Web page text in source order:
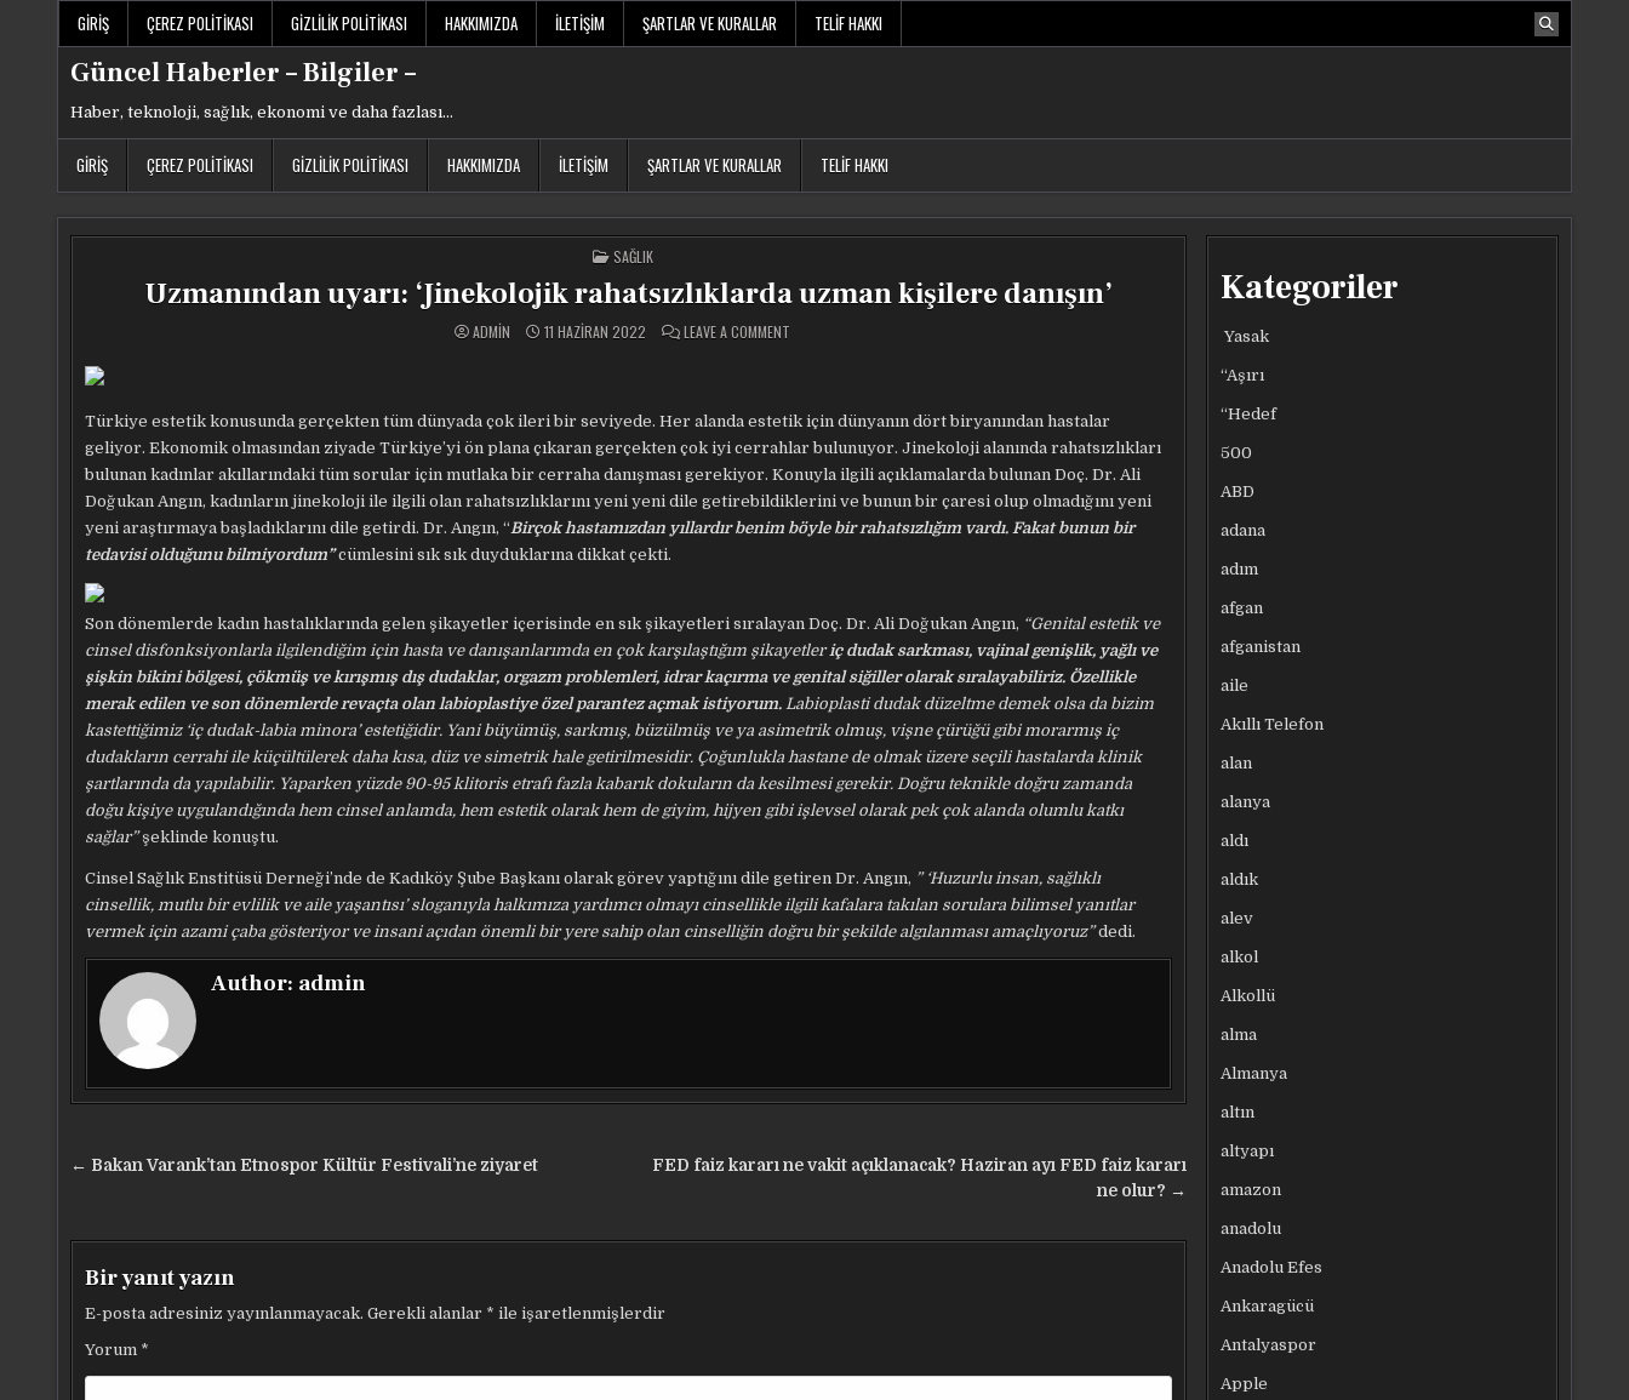
GIRIŞ ÇEREZ POLITIKASI GIZLILIK POLITIKASI HAKKIMIZDA İLETIŞIM ŞARTLAR VE KURALLAR TELIF HAKKI
Güncel Haberler – Bilgiler –
Haber, teknoloji, sağlık, ekonomi ve daha fazlası…
GIRIŞ ÇEREZ POLITIKASI GIZLILIK POLITIKASI HAKKIMIZDA İLETIŞIM ŞARTLAR VE KURALLAR TELIF HAKKI
POSTED
IN
SAĞLIK
Uzmanından uyarı: ‘Jinekolojik rahatsızlıklarda uzman kişilere danışın’
ADMIN 11 HAZIRAN 2022 LEAVE A COMMENT
KIŞILERE
DANIŞIN’
Türkiye estetik konusunda gerçekten tüm dünyada çok ileri bir seviyede. Her alanda estetik için dünyanın dört biryanından hastalar
geliyor. Ekonomik olmasından ziyade Türkiye’yi ön plana çıkaran gerçekten çok iyi cerrahlar bulunuyor. Jinekoloji alanında rahatsızlıkları
bulunan kadınlar akıllarındaki tüm sorular için mutlaka bir cerraha danışması gerekiyor. Konuyla ilgili açıklamalarda bulunan Doç. Dr. Ali
Doğukan Angın, kadınların jinekoloji ile ilgili olan rahatsızlıklarını yeni yeni dile getirebildiklerini ve bunun bir çaresi olup olmadığını yeni
yeni araştırmaya başladıklarını dile getirdi. Dr. Angın, “Birçok hastamızdan yıllardır benim böyle bir rahatsızlığım vardı. Fakat bunun bir
tedavisi olduğunu bilmiyordum”cümlesini sık sık duyduklarına dikkat çekti.
Son dönemlerde kadın hastalıklarında gelen şikayetler içerisinde en sık şikayetleri sıralayan Doç. Dr. Ali Doğukan Angın, “Genital estetik ve
cinsel disfonksiyonlarla ilgilendiğim için hasta ve danışanlarımda en çok karşılaştığım şikayetleriç dudak sarkması, vajinal genişlik, yağlı ve
şişkin bikini bölgesi, çökmüş ve kırışmış dış dudaklar, orgazm problemleri, idrar kaçırma ve genital siğiller olarak sıralayabiliriz. Özellikle
merak edilen ve son dönemlerde revaçta olan labioplastiye özel parantez açmak istiyorum. Labioplasti dudak düzeltme demek olsa da bizim
kastettiğimiz ‘iç dudak-labia minora’ estetiğidir. Yani büyümüş, sarkmış, büzülmüş ve ya asimetrik olmuş, vişne çürüğü gibi morarmış iç
dudakların cerrahi ile küçültülerek daha kısa, düz ve simetrik hale getirilmesidir. Çoğunlukla hastane de olmak üzere seçili hastalarda klinik
şartlarında da yapılabilir. Yaparken yüzde 90-95 klitoris etrafı fazla kabarık dokuların da kesilmesi gerekir. Doğru teknikle doğru zamanda
doğu kişiye uygulandığında hem cinsel anlamda, hem estetik olarak hem de giyim, hijyen gibi işlevsel olarak pek çok alanda olumlu katkı
sağlar”şeklinde konuştu.
Cinsel Sağlık Enstitüsü Derneği’nde de Kadıköy Şube Başkanı olarak görev yaptığını dile getiren Dr. Angın, ” ‘Huzurlu insan, sağlıklı
cinsellik, mutlu bir evlilik ve aile yaşantısı’ sloganıyla halkımıza yardımcı olmayı cinsellikle ilgili kafalara takılan sorulara bilimsel yanıtlar
vermek için azami çaba gösteriyor ve insani açıdan önemli bir yere sahip olan cinselliğin doğru bir şekilde algılanması amaçlıyoruz”dedi.
Author: admin
Yazı
FED faiz kararı ne vakit açıklanacak? Haziran ayı FED faiz kararı
ne olur? →
← Bakan Varank’tan Etnospor Kültür Festivali’ne ziyaret
Bir yanıt yazın
E-posta adresiniz yayınlanmayacak. Gerekli alanlar * ile işaretlenmişlerdir
Yorum *
Kategoriler
Yasak
“Aşırı
“Hedef
500
ABD
adana
adım
afgan
afganistan
aile
Akıllı Telefon
alan
alanya
aldı
aldık
alev
alkol
Alkollü
alma
Almanya
altın
altyapı
amazon
anadolu
Anadolu Efes
Ankaragücü
Antalyaspor
Apple